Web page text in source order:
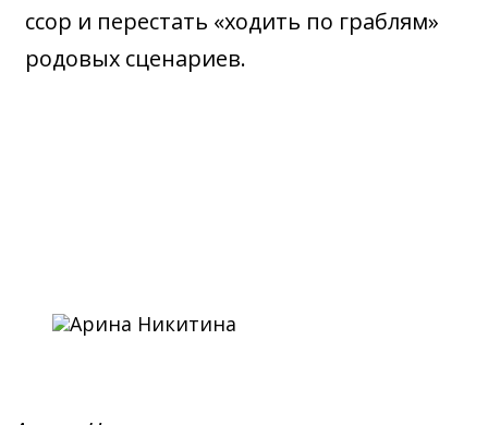
ссор и перестать «ходить по граблям»
родовых сценариев.